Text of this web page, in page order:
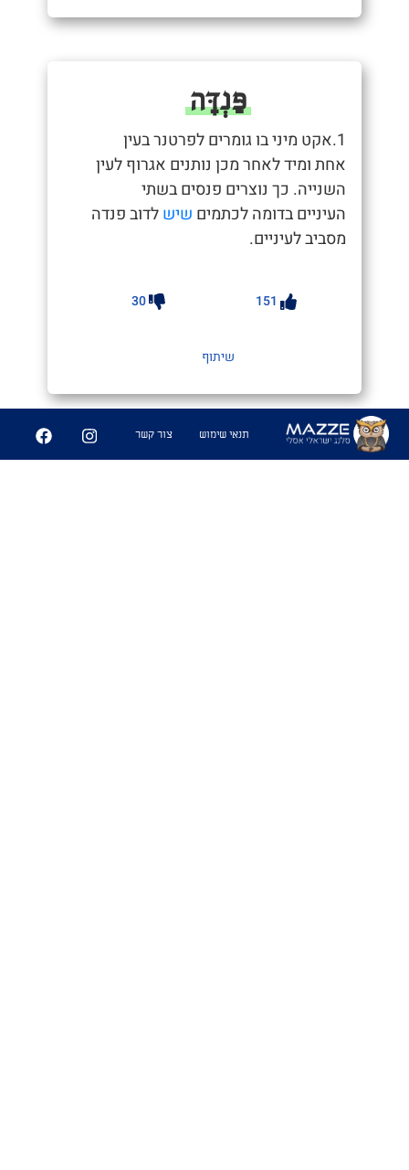
פַּנְדָּה
1.אקט מיני בו גומרים לפרטנר בעין
אחת ומיד לאחר מכן נותנים אגרוף לעין
השנייה. כך נוצרים פנסים בשתי
העיניים בדומה לכתמים שישלדוב פנדה
מסביב לעיניים.
151
30
שיתוף
תנאי שימוש צור קשר